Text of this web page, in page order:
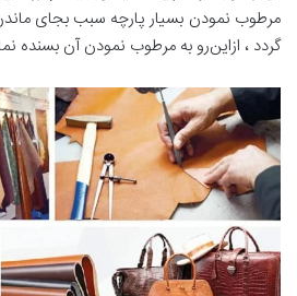
مرطوب نمودن بسیار پارچه سبب بجای
گردد ، ازاین‌رو به مرطوب‌ نمودن آن بسنده